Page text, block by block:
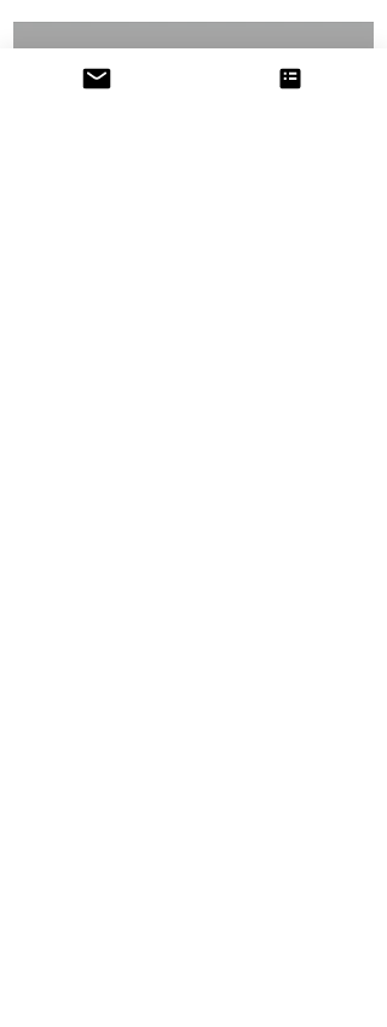
GLNP - Maçonaria Regular
3 de jun.